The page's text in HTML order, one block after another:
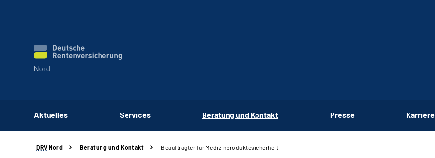
Aktuelles Services Beratung und Kontakt Presse Karriere
DRV Nord Beratung und Kontakt Beauftragter für Medizinproduktesicherheit